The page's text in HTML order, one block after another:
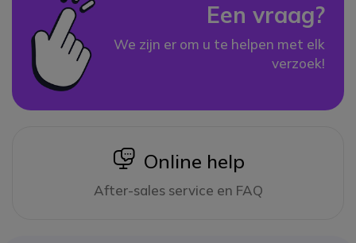
Een vraag?
We zijn er om u te helpen met elk
verzoek!
icon
Online help
After-sales service en FAQ